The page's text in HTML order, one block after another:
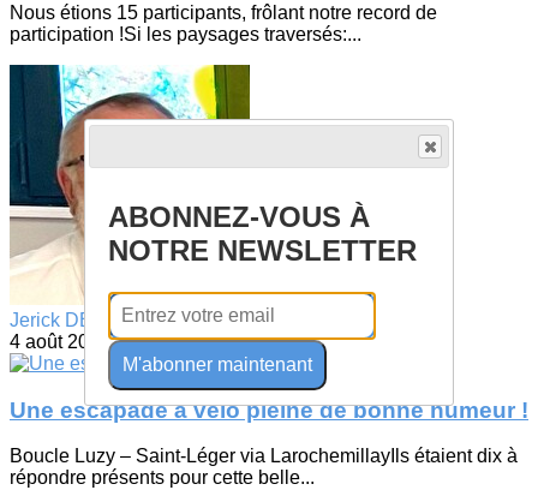
Nous étions 15 participants, frôlant notre record de
participation !Si les paysages traversés:...
Jerick DEVELLE
4 août 2026
Une escapade à vélo pleine de bonne humeur !
Boucle Luzy – Saint-Léger via LarochemillayIls étaient dix à
répondre présents pour cette belle...
ABONNEZ-VOUS À
NOTRE NEWSLETTER
M'abonner maintenant